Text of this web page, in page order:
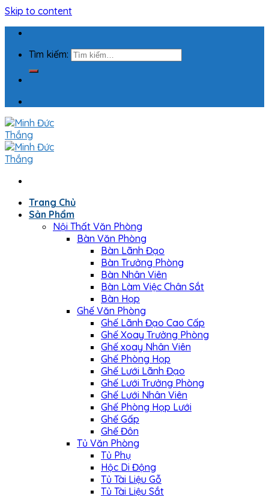
Skip to content
Tìm kiếm:
Trang Chủ
Sản Phẩm
Nội Thất Văn Phòng
Bàn Văn Phòng
Bàn Lãnh Đạo
Bàn Trưởng Phòng
Bàn Nhân Viên
Bàn Làm Việc Chân Sắt
Bàn Họp
Ghế Văn Phòng
Ghế Lãnh Đạo Cao Cấp
Ghế Xoay Trưởng Phòng
Ghế xoay Nhân Viên
Ghế Phòng Họp
Ghế Lưới Lãnh Đạo
Ghế Lưới Trưởng Phòng
Ghế Lưới Nhân Viên
Ghế Phòng Họp Lưới
Ghế Gấp
Ghế Đôn
Tủ Văn Phòng
Tủ Phụ
Hộc Di Động
Tủ Tài Liệu Gỗ
Tủ Tài Liệu Sắt